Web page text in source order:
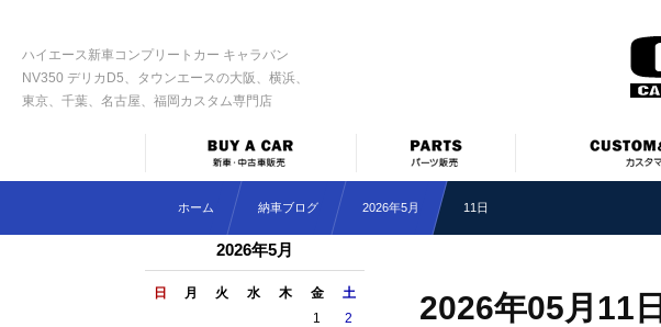
ハイエース新車コンプリートカー キャラバン
NV350 デリカD5、タウンエースの大阪、横浜、
東京、千葉、名古屋、福岡カスタム専門店
ホーム 納車ブログ 2026年5月 11日
2026年05月11日
2026年5月
日 月 火 水 木 金 土
1
2